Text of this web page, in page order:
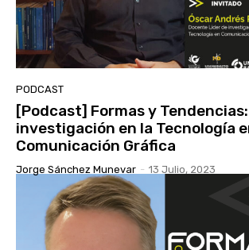
PODCAST
[Podcast] Formas y
investigación en la Tecnología
Comunicación Gráfica
Jorge Sánchez Munevar - 13 Julio, 2023